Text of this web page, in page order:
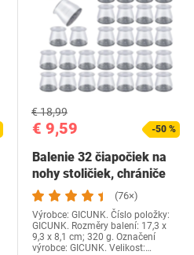
€ 9,59
€ 18,99
-50 %
Balenie 32 čiapočiek na
nohy stoličiek, chrániče
nôh…
(76×)
Výrobce: GICUNK. Číslo položky:
GICUNK. Rozměry balení: 17,3 x
9,3 x 8,1 cm; 320 g. Označení
výrobce: GICUNK. Velikost:…